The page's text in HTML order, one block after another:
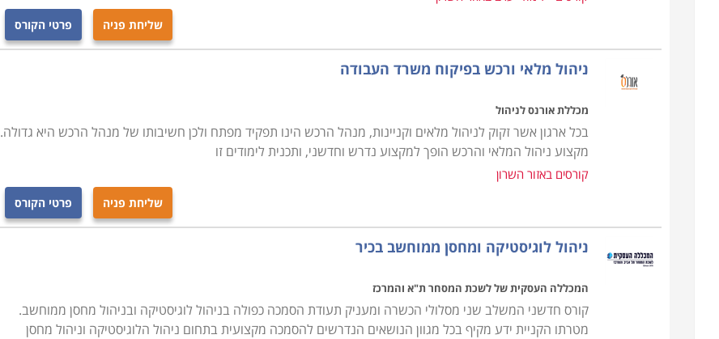
הקורס מקנה את כל הידע הנדרש, כך גם מי שאין לו כל רקע בתחום, יוכל בסיום הקורס להיות מוכן לקראת עבודה
בתחום, כאשר ניתן כבר במהלך הקורס לנסות ולהשתלב במחלקות הרכש של חברות מסוימות ולהתחיל לרכוש
אחרים.
שליחת פניה פרטי הקורס
ניהול מלאי ורכש בפיקוח משרד העבודה
מכללת אורנס לניהול
בכל ארגון אשר זקוק לניהול מלאים וקניינות, מנהל הרכש הינו תפקיד מפתח ולכן חשיבותו של מנהל הרכש היא גדולה.
מקצוע ניהול המלאי והרכש הופך למקצוע נדרש וחדשני, ותכנית לימודים זו
קורסים באזור השרון
שליחת פניה פרטי הקורס
ניהול לוגיסטיקה ומחסן ממוחשב בכיר
המכללה העסקית של לשכת המסחר ת"א והמרכז
קורס חדשני המשלב שני מסלולי הכשרה ומעניק תעודת הסמכה כפולה בניהול לוגיסטיקה ובניהול מחסן ממוחשב.
מטרתו הקניית ידע מקיף בכל מגוון הנושאים הנדרשים להסמכה מקצועית בתחום ניהול הלוגיסטיקה וניהול מחסן